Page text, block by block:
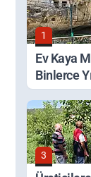
1
Ev Kaya
Binlerce
Korunuyor
3